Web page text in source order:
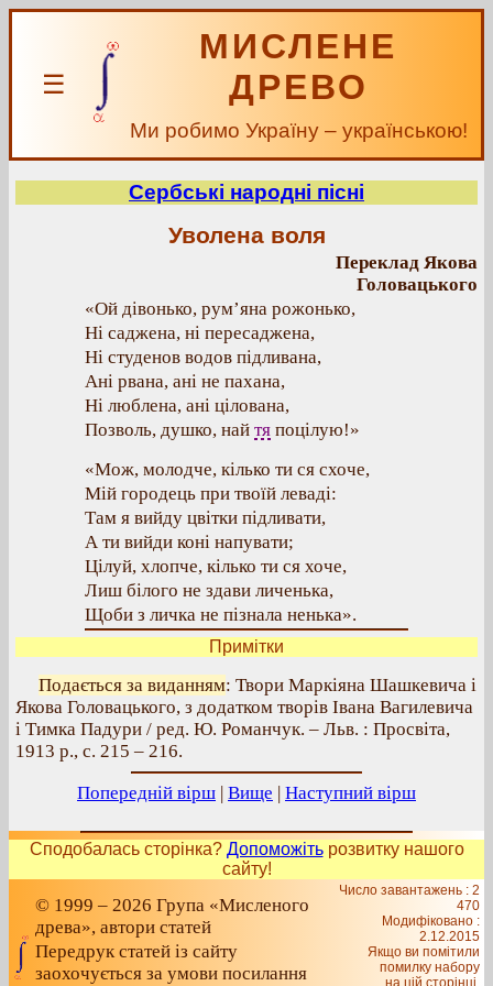
☰
МИСЛЕНЕ
ДРЕВО
Ми робимо Україну – українською!
Сербські народні пісні
Уволена воля
Переклад Якова
Головацького
«Ой дівонько, рум’яна рожонько,
Ні саджена, ні пересаджена,
Ні студенов водов підливана,
Ані рвана, ані не пахана,
Ні люблена, ані цілована,
Позволь, душко, най тя поцілую!»
«Мож, молодче, кілько ти ся схоче,
Мій городець при твоїй леваді:
Там я вийду цвітки підливати,
А ти вийди коні напувати;
Цілуй, хлопче, кілько ти ся хоче,
Лиш білого не здави личенька,
Щоби з личка не пізнала ненька».
Примітки
Подається за виданням: Твори Маркіяна Шашкевича і
Якова Головацького, з додатком творів Івана Вагилевича
і Тимка Падури / ред. Ю. Романчук. – Льв. : Просвіта,
1913 р., с. 215 – 216.
Попередній вірш | Вище | Наступний вірш
Сподобалась сторінка? Допоможітьрозвитку нашого
сайту!
© 1999 – 2026 Група «Мисленого
древа», автори статей
Передрук статей із сайту
заохочується за умови посилання
Число завантажень : 2
470
Модифіковано :
2.12.2015
Якщо ви помітили
помилку набору
на цiй сторiнцi,